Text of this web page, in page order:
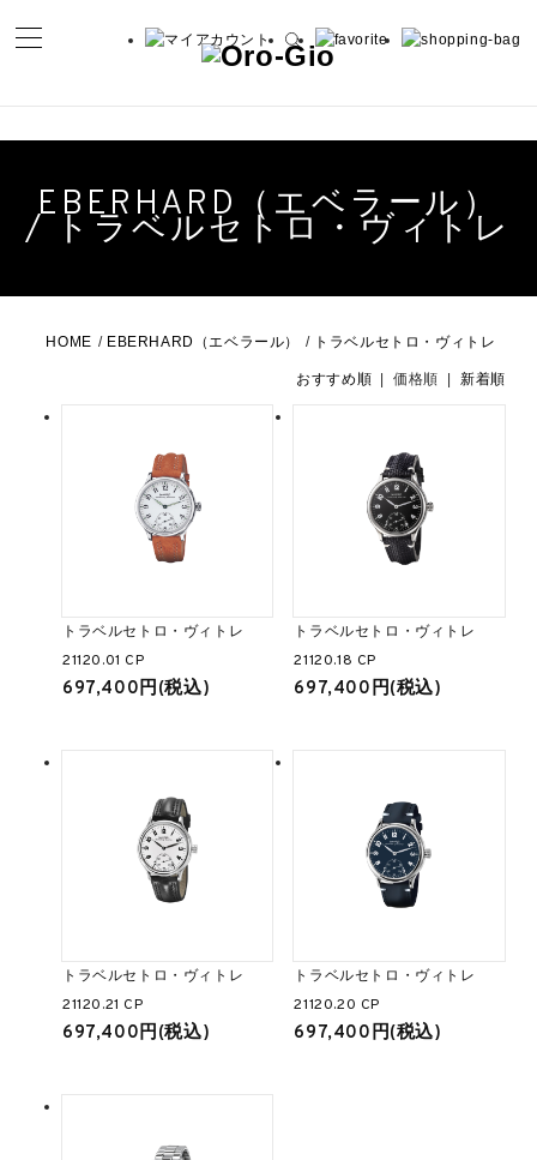
EBERHARD（エベラール）
/ トラベルセトロ・ヴィトレ
HOME / EBERHARD（エベラール） / トラベルセトロ・ヴィトレ
おすすめ順 | 価格順 |新着順
トラベルセトロ・ヴィトレ
21120.01 CP
697,400円(税込)
トラベルセトロ・ヴィトレ
21120.18 CP
697,400円(税込)
トラベルセトロ・ヴィトレ
21120.21 CP
697,400円(税込)
トラベルセトロ・ヴィトレ
21120.20 CP
697,400円(税込)